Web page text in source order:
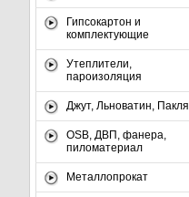
Гипсокартон и
комплектующие
Утеплители,
пароизоляция
Джут, Льноватин, Пакля
OSB, ДВП, фанера,
пиломатериал
Металлопрокат